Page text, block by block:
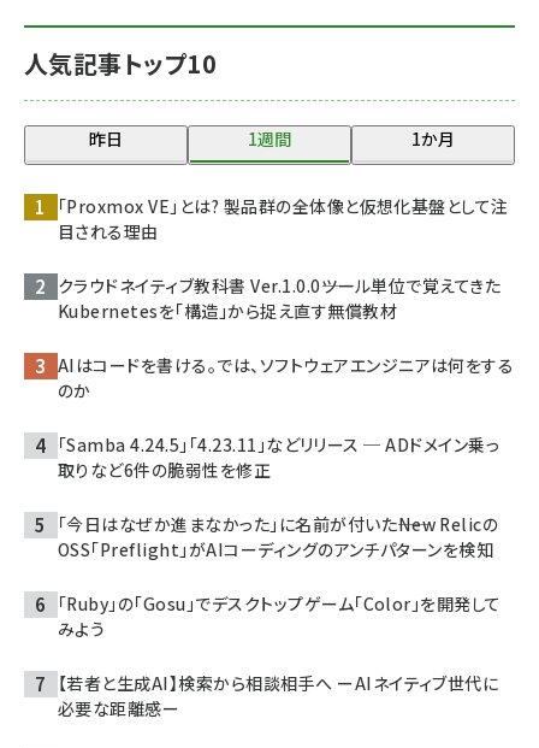
人気記事トップ10
昨日 1週間 1か月
「Proxmox VE」とは? 製品群の全体像と仮想化基盤として注
目される理由
クラウドネイティブ教科書 Ver.1.0.0――ツール単位で覚えてきた
Kubernetesを「構造」から捉え直す無償教材
AIはコードを書ける。では、ソフトウェアエンジニアは何をする
のか
「Samba 4.24.5」「4.23.11」などリリース ─ ADドメイン乗っ
取りなど6件の脆弱性を修正
「今日はなぜか進まなかった」に名前が付いた――New Relicの
OSS「Preflight」がAIコーディングのアンチパターンを検知
「Ruby」の「Gosu」でデスクトップゲーム「Color」を開発して
みよう
【若者と生成AI】検索から相談相手へ ーAIネイティブ世代に
必要な距離感ー